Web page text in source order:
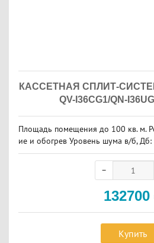
КАССЕТНАЯ СПЛИТ-
QV-I36CG1/QN-
Площадь помещения до 100 кв. м.
ие и обогрев Уровень шума в/б,
132700
Купить